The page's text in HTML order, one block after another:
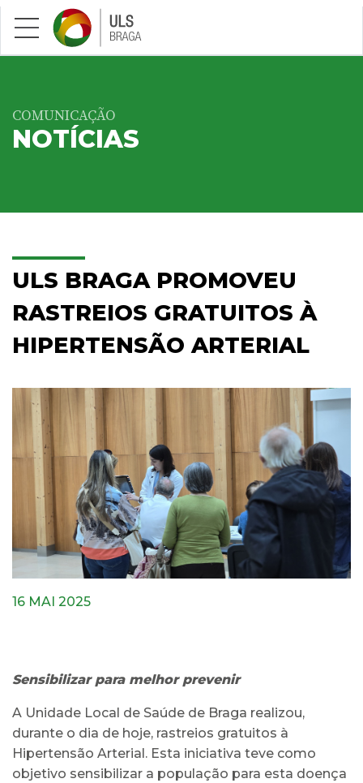
Saltar para conteúdo principal
COMUNICAÇÃO
NOTÍCIAS
ULS BRAGA PROMOVEU
RASTREIOS GRATUITOS À
HIPERTENSÃO ARTERIAL
16 MAI 2025
Sensibilizar para melhor prevenir
A Unidade Local de Saúde de Braga realizou,
durante o dia de hoje, rastreios gratuitos à
Hipertensão Arterial. Esta iniciativa teve como
objetivo sensibilizar a população para esta doença